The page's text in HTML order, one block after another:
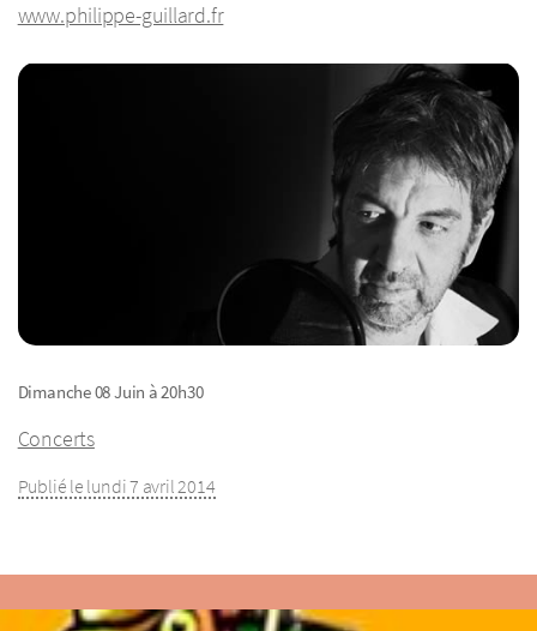
www.philippe-guillard.fr
Dimanche 08 Juin à 20h30
Concerts
Publié le lundi 7 avril 2014